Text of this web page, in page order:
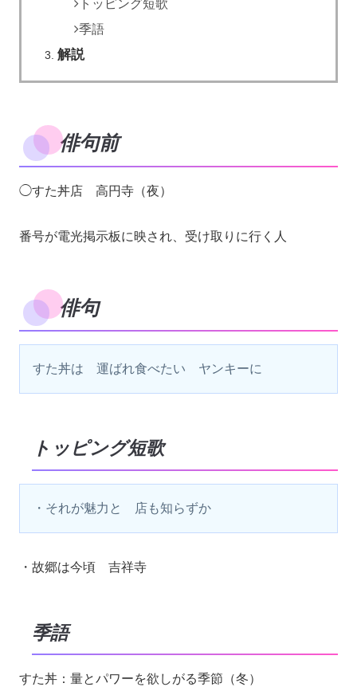
トッピング短歌
季語
解説
俳句前
◯すた丼店 高円寺（夜）
番号が電光掲示板に映され、受け取りに行く人
俳句
すた丼は　運ばれ食べたい　ヤンキーに
トッピング短歌
・それが魅力と　店も知らずか
・故郷は今頃 吉祥寺
季語
すた丼：量とパワーを欲しがる季節（冬）